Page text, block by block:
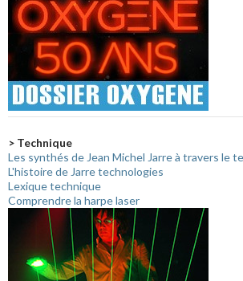
> Technique
Les synthés de Jean Michel Jarre à travers le
L'histoire de Jarre technologies
Lexique technique
Comprendre la harpe laser